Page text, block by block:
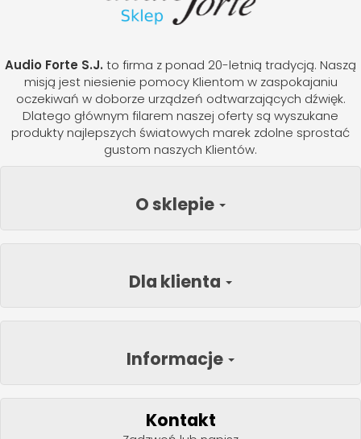
Audio Forte S.J. to firma z ponad 20-letnią tradycją. Naszą
misją jest niesienie pomocy Klientom w zaspokajaniu
oczekiwań w doborze urządzeń odtwarzających dźwięk.
Dlatego głównym filarem naszej oferty są wyszukane
produkty najlepszych światowych marek zdolne sprostać
gustom naszych Klientów.
O sklepie
Dla klienta
Informacje
Kontakt